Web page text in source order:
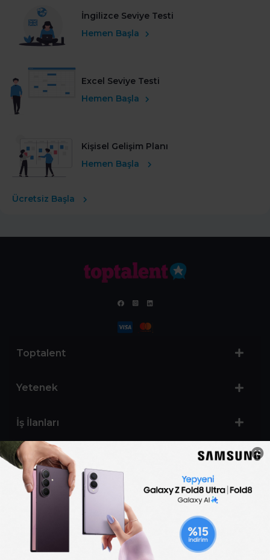
İngilizce Seviye Testi
Hemen Başla
Excel Seviye Testi
Hemen Başla
Kişisel Gelişim Planı
Hemen Başla
Ücretsiz Başla
Toptalent
Yetenek
İş İlanları
Sertifika Programları
Yetenek Testleri